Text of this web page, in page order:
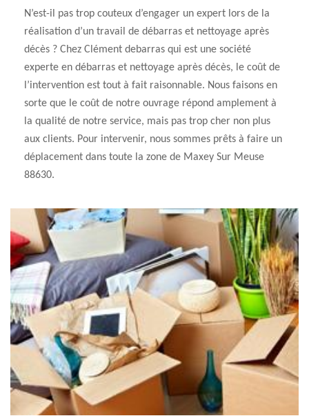
N’est-il pas trop couteux d’engager un expert lors de la
réalisation d’un travail de débarras et nettoyage après
décès ? Chez Clément debarras qui est une société
experte en débarras et nettoyage après décès, le coût de
l’intervention est tout à fait raisonnable. Nous faisons en
sorte que le coût de notre ouvrage répond amplement à
la qualité de notre service, mais pas trop cher non plus
aux clients. Pour intervenir, nous sommes prêts à faire un
déplacement dans toute la zone de Maxey Sur Meuse
88630.